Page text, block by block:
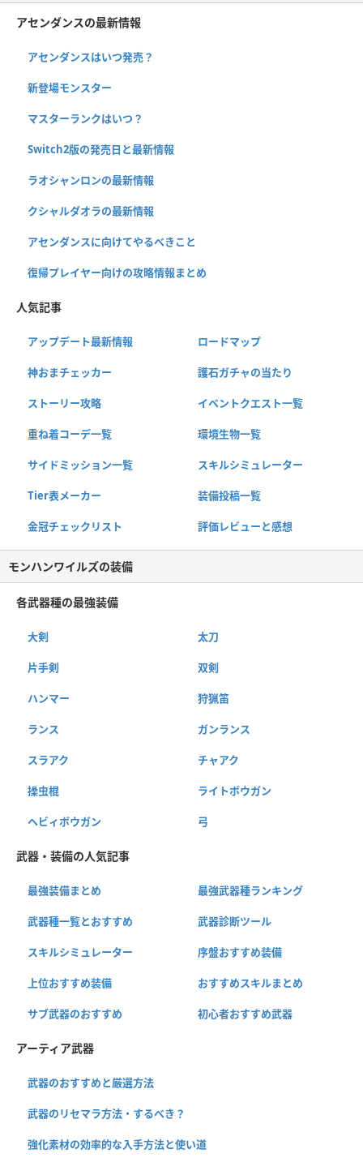
アセンダンスの最新情報
アセンダンスはいつ発売？
新登場モンスター
マスターランクはいつ？
Switch2版の発売日と最新情報
ラオシャンロンの最新情報
クシャルダオラの最新情報
アセンダンスに向けてやるべきこと
復帰プレイヤー向けの攻略情報まとめ
人気記事
アップデート最新情報 ロードマップ
神おまチェッカー 護石ガチャの当たり
ストーリー攻略 イベントクエスト一覧
重ね着コーデ一覧 環境生物一覧
サイドミッション一覧 スキルシミュレーター
Tier表メーカー 装備投稿一覧
金冠チェックリスト 評価レビューと感想
モンハンワイルズの装備
各武器種の最強装備
大剣 太刀
片手剣 双剣
ハンマー 狩猟笛
ランス ガンランス
スラアク チャアク
操虫棍 ライトボウガン
ヘビィボウガン 弓
武器・装備の人気記事
最強装備まとめ 最強武器種ランキング
武器種一覧とおすすめ 武器診断ツール
スキルシミュレーター 序盤おすすめ装備
上位おすすめ装備 おすすめスキルまとめ
サブ武器のおすすめ 初心者おすすめ武器
アーティア武器
武器のおすすめと厳選方法
武器のリセマラ方法・するべき？
強化素材の効率的な入手方法と使い道